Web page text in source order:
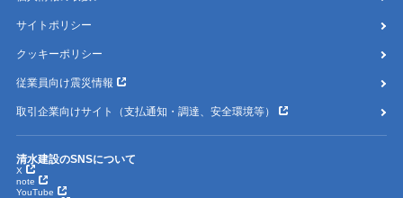
サイトポリシー
クッキーポリシー
従業員向け震災情報
取引企業向けサイト（支払通知・調達、安全環境等）
清水建設のSNSについて
X
note
YouTube